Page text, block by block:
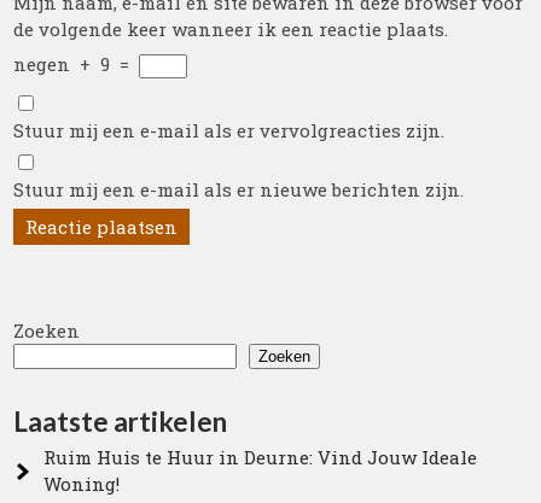
de volgende keer wanneer ik een reactie plaats.
negen + 9 =
Stuur mij een e-mail als er vervolgreacties zijn.
Stuur mij een e-mail als er nieuwe berichten zijn.
Zoeken
Zoeken
Laatste artikelen
Ruim Huis te Huur in Deurne: Vind Jouw Ideale
Woning!